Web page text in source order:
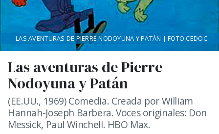
Las aventuras de Pierre
Nodoyuna y Patán
(EE.UU., 1969) Comedia. Creada por William
Hannah-Joseph Barbera. Voces originales: Don
Messick, Paul Winchell. HBO Max.
LAS AVENTURAS DE PIERRE NODOYUNA Y PATÁN | FOTO:CEDOC